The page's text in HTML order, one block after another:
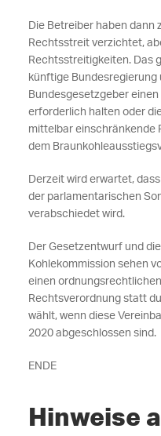
Die Betreiber haben dann
Rechtsstreit verzichtet,
Rechtsstreitigkeiten. Das
künftige Bundesregierung
Bundesgesetzgeber
erforderlich halten oder
mittelbar einschränkende
dem
Derzeit wird erwartet,
der parlamentarischen
verabschiedet wird.
Der Gesetzentwurf und
Kohlekommission sehen
einen
Rechtsverordnung statt
wählt, wenn diese
2020 abgeschlossen sind.
ENDE
Hinweise